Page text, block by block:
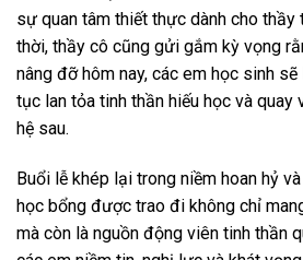
sự quan tâm thiết thực dành cho
thời, thầy cô cũng gửi gắm kỳ vọng
nâng đỡ hôm nay, các em học sinh
tục lan tỏa tinh thần hiếu học và
hệ sau.
Buổi lễ khép lại trong niềm hoan hỷ
học bổng được trao đi không chỉ
mà còn là nguồn động viên tinh thần